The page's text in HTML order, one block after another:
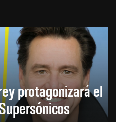
protagonizará el